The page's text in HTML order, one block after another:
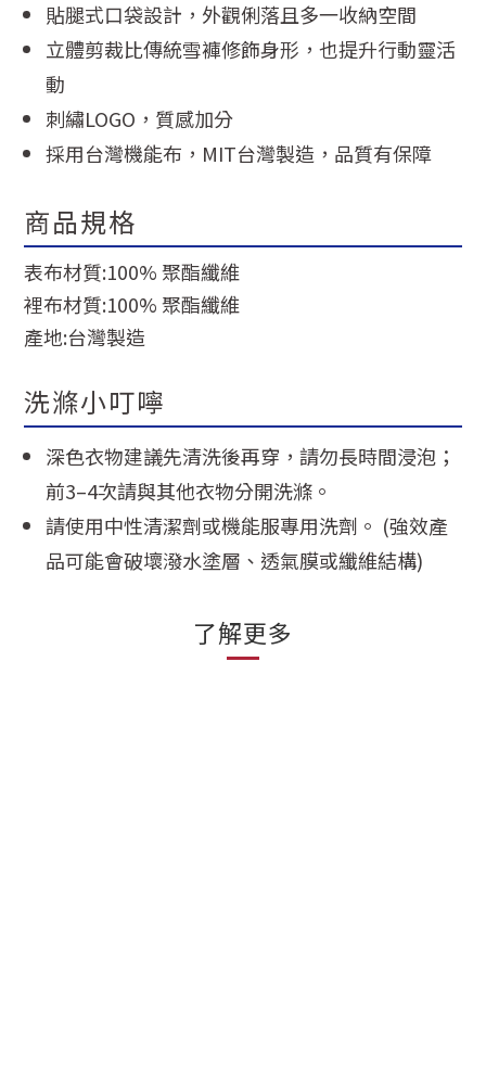
貼腿式口袋設計，外觀俐落且多一收納空間
立體剪裁比傳統雪褲修飾身形，也提升行動靈活
動
刺繡LOGO，質感加分
採用台灣機能布，MIT台灣製造，品質有保障
商品規格
表布材質:100% 聚酯纖維
裡布材質:100% 聚酯纖維
產地:台灣製造
洗滌小叮嚀
深色衣物建議先清洗後再穿，請勿長時間浸泡；
前3–4次請與其他衣物分開洗滌。
請使用中性清潔劑或機能服專用洗劑。 (強效產
品可能會破壞潑水塗層、透氣膜或纖維結構)
了解更多